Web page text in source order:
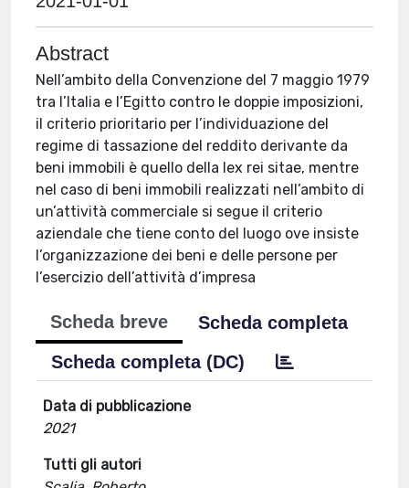
Abstract
Nell’ambito della Convenzione del 7 maggio 1979
tra l’Italia e l’Egitto contro le doppie imposizioni,
il criterio prioritario per l’individuazione del
regime di tassazione del reddito derivante da
beni immobili è quello della lex rei sitae, mentre
nel caso di beni immobili realizzati nell’ambito di
un’attività commerciale si segue il criterio
aziendale che tiene conto del luogo ove insiste
l’organizzazione dei beni e delle persone per
l’esercizio dell’attività d’impresa
Scheda breve
Scheda completa
Scheda completa (DC)
Data di pubblicazione
2021
Tutti gli autori